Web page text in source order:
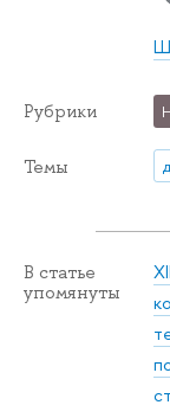
Рубрики
Темы
В статье
упомянуты